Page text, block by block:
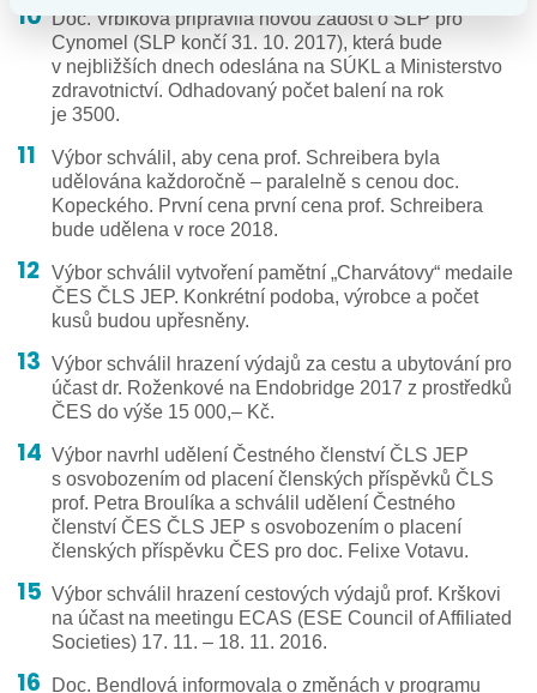
Doc. Vrbíková připravila novou žádost o SLP pro
Cynomel (SLP končí 31. 10. 2017), která bude
v nejbližších dnech odeslána na SÚKL a Ministerstvo
zdravotnictví. Odhadovaný počet balení na rok
je 3500.
Výbor schválil, aby cena prof. Schreibera byla
udělována každoročně – paralelně s cenou doc.
Kopeckého. První cena první cena prof. Schreibera
bude udělena v roce 2018.
Výbor schválil vytvoření pamětní „Charvátovy“ medaile
ČES ČLS JEP. Konkrétní podoba, výrobce a počet
kusů budou upřesněny.
Výbor schválil hrazení výdajů za cestu a ubytování pro
účast dr. Roženkové na Endobridge 2017 z prostředků
ČES do výše 15 000,– Kč.
Výbor navrhl udělení Čestného členství ČLS JEP
s osvobozením od placení členských příspěvků ČLS
prof. Petra Broulíka a schválil udělení Čestného
členství ČES ČLS JEP s osvobozením o placení
členských příspěvku ČES pro doc. Felixe Votavu.
Výbor schválil hrazení cestových výdajů prof. Krškovi
na účast na meetingu ECAS (ESE Council of Affiliated
Societies) 17. 11. – 18. 11. 2016.
Doc. Bendlová informovala o změnách v programu